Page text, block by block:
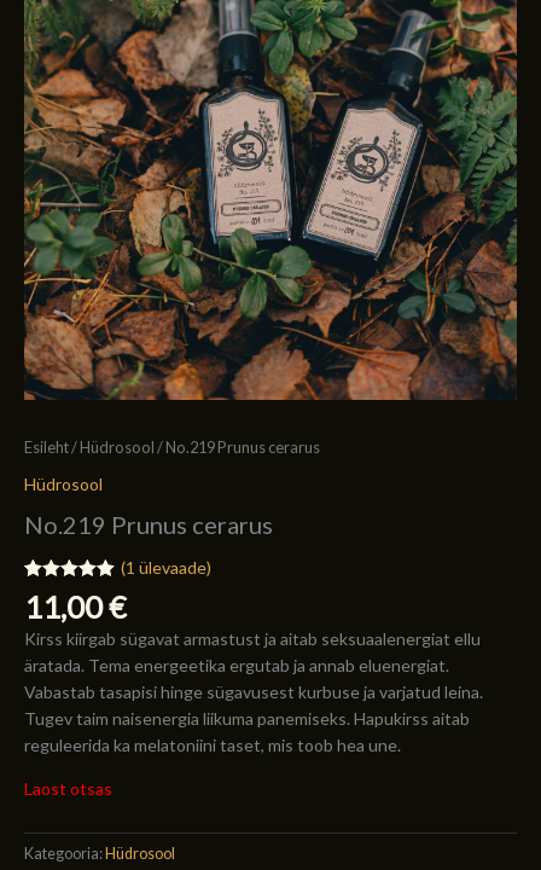
Esileht/Hüdrosool/ No.219 Prunus cerarus
Hüdrosool
No.219 Prunus cerarus
Hinnatud
/5
1
kliendi
hinnangu
põhjal
(1 ülevaade)
11,00€
Kirss kiirgab sügavat armastust ja aitab seksuaalenergiat ellu
äratada. Tema energeetika ergutab ja annab eluenergiat.
Vabastab tasapisi hinge sügavusest kurbuse ja varjatud leina.
Tugev taim naisenergia liikuma panemiseks. Hapukirss aitab
reguleerida ka melatoniini taset, mis toob hea une.
Laost otsas
Kategooria: Hüdrosool